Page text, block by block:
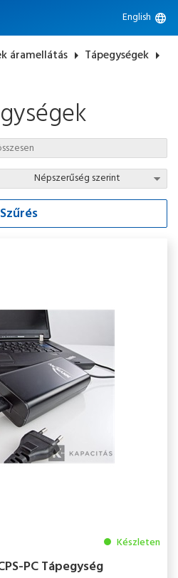
English language
áramellátás arrow_right Tápegységek arrow_right
Szűrés
Készleten
PC Tápegység